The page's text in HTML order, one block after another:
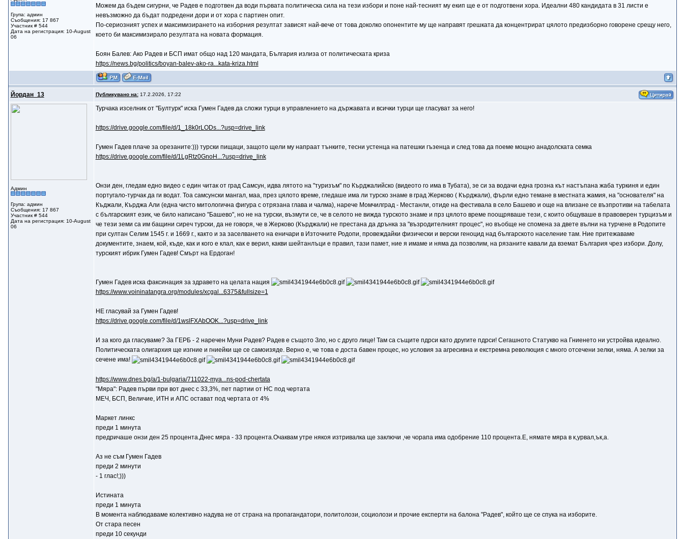
Група: админ
Съобщения: 17 867
Участник # 544
Дата на регистрация: 10-August
06
Можем да бъдем сигурни, че Радев е подготвен да води първата политическа сила на тези избори и поне най-тесният му екип ще е от подготвени хора. Идеални 480 кандидата в 31 листи е
невъзможно да бъдат подредени дори и от хора с партиен опит.
По-сериозният успех и максимизирането на изборния резултат зависят най-вече от това доколко опонентите му ще направят грешката да концентрират цялото предизборно говорене срещу него,
което би максимизирало резултата на новата формация.
Боян Балев: Ако Радев и БСП имат общо над 120 мандата, България излиза от политическата криза
https://news.bg/politics/boyan-balev-ako-ra...kata-kriza.html
Йордан_13 Публикувано на:17.2.2026, 17:22
Админ
Група: админ
Съобщения: 17 867
Участник # 544
Дата на регистрация: 10-August
06
Турчака изселник от "Бултурк" иска Гумен Гадев да сложи турци в управлението на държавата и всички турци ще гласуват за него!
https://drive.google.com/file/d/1_18k0rLODs...?usp=drive_link
Гумен Гадев плаче за орезаните:))) турски пищаци, защото щели му напраат тънките, тесни устенца на патешки гъзенца и след това да поеме мощно анадолската семка
https://drive.google.com/file/d/1LgRtz0GnoH...?usp=drive_link
Онзи ден, гледам едно видео с един читак от град Самсун, идва лятото на "туризъм" по Кърджалийско (видеото го има в Тубата), зе си за водачи една грозна кът настъпана жаба туркиня и един
португало-турчак да ги водат. Тоа самсунски мангал, маа, през цялото време, гледаше има ли турско знаме в град Жерково ( Кърджали), фърли едно темане в местната жамия, на "основателя" на
Къджали, Кърджа Али (една чисто митологична фигура с отрязана глава и чалма), нарече Момчилград - Местанли, отиде на фестивала в село Башево и още на влизане се възпротиви на табелата
с българският език, че било написано "Башево", но не на турски, възмути се, че в селото не вижда турското знаме и прз цялото време поощряваше тези, с които общуваше в правоверен турцизъм и
че тези земи са им бащини сиреч турски, да не говоря, че в Жерково (Кърджали) не престана да дрънка за "възродителният процес", но въобще не спомена за двете вълни на турчене в Родопите
при султан Селим 1545 г. и 1669 г., както и за заселването на еничари в Източните Родопи, провеждайки физически и верски геноцид над българското население там. Ние притежаваме
документите, знаем, кой, къде, как и кого е клал, как е верил, какви шейтанлъци е правил, тази памет, ние я имаме и няма да позволим, на рязаните кавали да вземат България чрез избори. Долу,
турският ибрик Гумен Гадев! Смърт на Ердоган!
Гумен Гадев иска факсинация за здравето на целата нация
https://www.voininatangra.org/modules/xcgal...6375&fullsize=1
НЕ гласувай за Гумен Гадев!
https://drive.google.com/file/d/1wslFXAbOOK...?usp=drive_link
И за кого да гласуваме? За ГЕРБ - 2 наречен Муни Радев? Радев е същото Зло, но с друго лице! Там са същите пдрси като другите пдрси! Сегашното Статукво на Гниенето ни устройва идеално.
Политическата олигархия ще изгние и гниейки ще се самоизяде. Верно е, че това е доста бавен процес, но условия за агресивна и екстремна революция с много отсечени зелки, няма. А зелки за
сечене има!
https://www.dnes.bg/a/1-bulgaria/711022-mya...ns-pod-chertata
"Мяра": Радев първи при вот днес с 33,3%, пет партии от НС под чертата
МЕЧ, БСП, Величие, ИТН и АПС остават под чертата от 4%
Маркет линкс
преди 1 минута
предричаше онзи ден 25 процента.Днес мяра - 33 процента.Очаквам утре някоя изтривалка ще заключи ,че чорапа има одобрение 110 процента.Е, нямате мяра в к,уpвaл,ък,а.
Aз не съм Гумен Гадев
преди 2 минути
- 1 глас!;)))
Истината
преди 1 минута
В момента наблюдаваме колективно надува не от страна на пропагандатори, политолози, социолози и прочие експерти на балона "Радев", който ще се спука на изборите.
От стара песен
преди 10 секунди